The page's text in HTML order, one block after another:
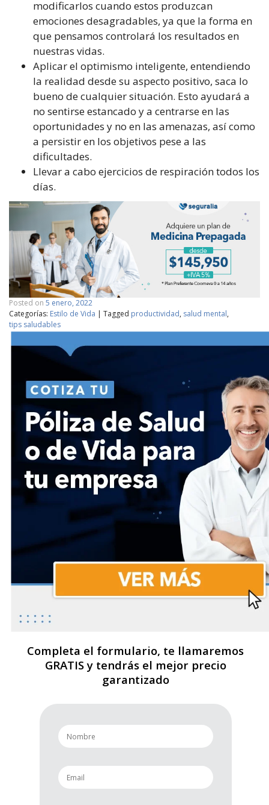
modificarlos cuando estos produzcan
emociones desagradables, ya que la forma en
que pensamos controlará los resultados en
nuestras vidas.
Aplicar el optimismo inteligente, entendiendo
la realidad desde su aspecto positivo, saca lo
bueno de cualquier situación. Esto ayudará a
no sentirse estancado y a centrarse en las
oportunidades y no en las amenazas, así como
a persistir en los objetivos pese a las
dificultades.
Llevar a cabo ejercicios de respiración todos los
días.
Posted on 5 enero, 2022
Categorías: Estilo de Vida | Tagged productividad, salud mental,
tips saludables
Completa el formulario, te llamaremos
GRATIS y tendrás el mejor precio
garantizado
n
a
e
*
e
m